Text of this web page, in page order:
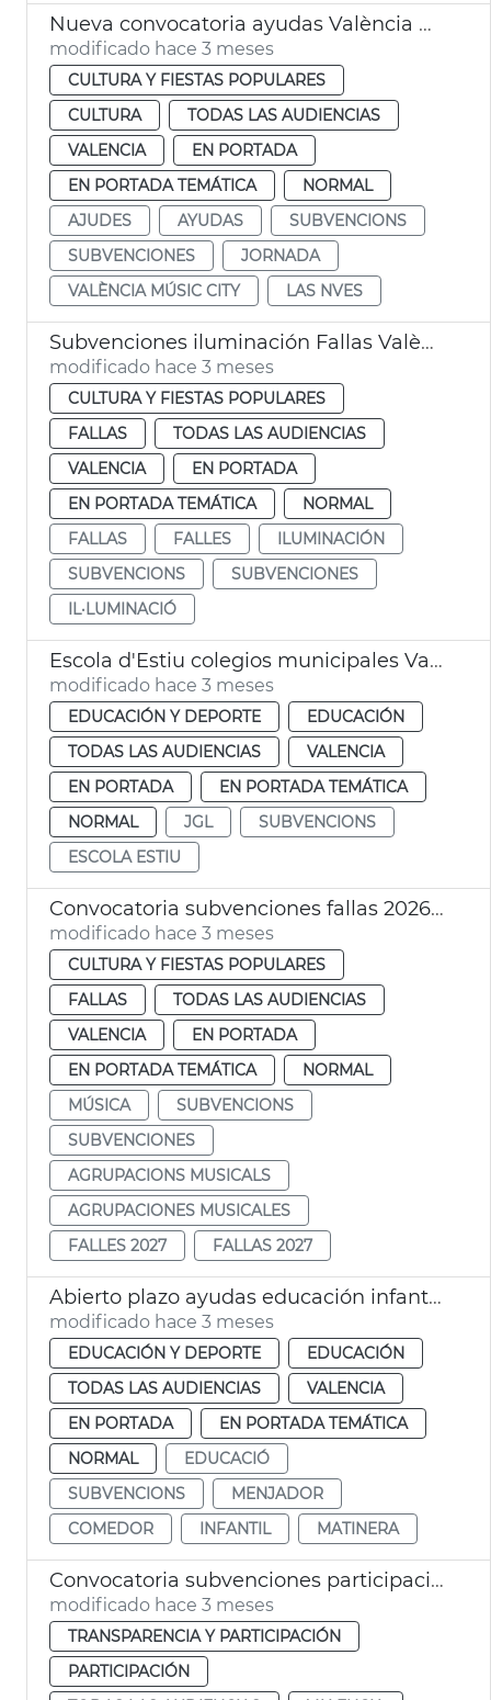
Nueva convocatoria ayudas València Music City
modificado hace 3 meses
CULTURA Y FIESTAS POPULARES
CULTURA
TODAS LAS AUDIENCIAS
VALENCIA
EN PORTADA
EN PORTADA TEMÁTICA
NORMAL
AJUDES
AYUDAS
SUBVENCIONS
SUBVENCIONES
JORNADA
VALÈNCIA MÚSIC CITY
LAS NVES
Subvenciones iluminación Fallas València
modificado hace 3 meses
CULTURA Y FIESTAS POPULARES
FALLAS
TODAS LAS AUDIENCIAS
VALENCIA
EN PORTADA
EN PORTADA TEMÁTICA
NORMAL
FALLAS
FALLES
ILUMINACIÓN
SUBVENCIONS
SUBVENCIONES
IL·LUMINACIÓ
Escola d'Estiu colegios municipales València
modificado hace 3 meses
EDUCACIÓN Y DEPORTE
EDUCACIÓN
TODAS LAS AUDIENCIAS
VALENCIA
EN PORTADA
EN PORTADA TEMÁTICA
NORMAL
JGL
SUBVENCIONS
ESCOLA ESTIU
Convocatoria subvenciones fallas 2026 agrupaciones musicales
modificado hace 3 meses
CULTURA Y FIESTAS POPULARES
FALLAS
TODAS LAS AUDIENCIAS
VALENCIA
EN PORTADA
EN PORTADA TEMÁTICA
NORMAL
MÚSICA
SUBVENCIONS
SUBVENCIONES
AGRUPACIONS MUSICALS
AGRUPACIONES MUSICALES
FALLES 2027
FALLAS 2027
Abierto plazo ayudas educación infantil València
modificado hace 3 meses
EDUCACIÓN Y DEPORTE
EDUCACIÓN
TODAS LAS AUDIENCIAS
VALENCIA
EN PORTADA
EN PORTADA TEMÁTICA
NORMAL
EDUCACIÓ
SUBVENCIONS
MENJADOR
COMEDOR
INFANTIL MATINERA
Convocatoria subvenciones participación ciudadana 2026 València
modificado hace 3 meses
TRANSPARENCIA Y PARTICIPACIÓN
PARTICIPACIÓN